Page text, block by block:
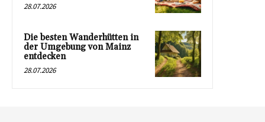
28.07.2026
Die besten Wanderhütten in
der Umgebung von Mainz
entdecken
28.07.2026